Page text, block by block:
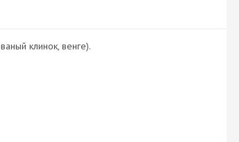
клинок, венге).